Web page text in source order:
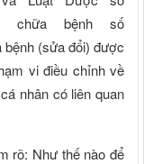
chữa bệnh số
bệnh (sửa đổi) được
vi điều chỉnh về
nhân có liên quan
rõ: Như thế nào để